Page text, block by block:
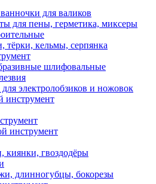
для валиков
для пены, герметика, миксеры
тёрки, кельмы, серпянка
шлифовальные
электролобзиков и ножовок
инструмент
инструмент
киянки, гвоздодёры
длинногубцы, бокорезы